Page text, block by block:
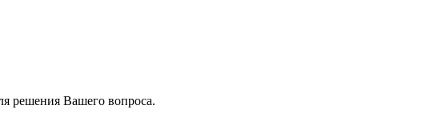
решения Вашего вопроса.